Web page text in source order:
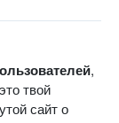
,
твой
сайт о